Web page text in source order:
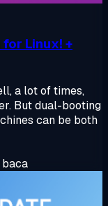
Linux! +
a lot of times,
But dual-booting
can be both